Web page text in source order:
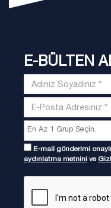
E-BÜLTEN
E-mail gönderimi
aydınlatma metnini ve